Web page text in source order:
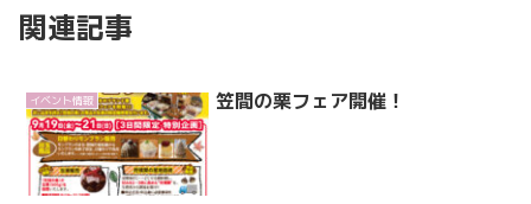
関連記事
イベント情報 笠間の栗フェア開催！